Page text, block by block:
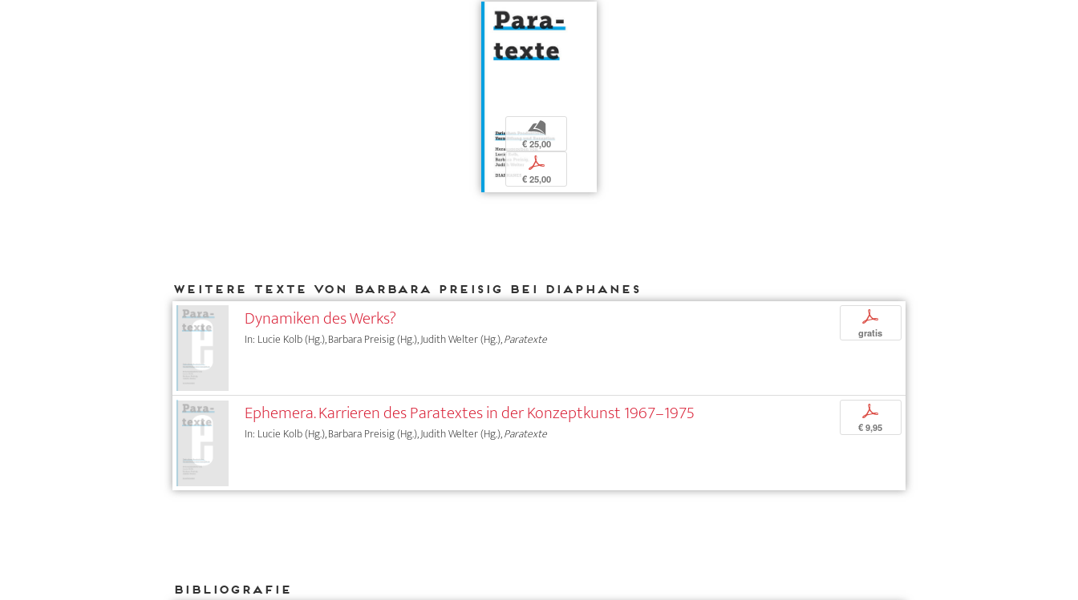
b
€ 25,00
p
€ 25,00
Weitere Texte von Barbara Preisig bei DIAPHANES
Dynamiken des Werks?
In: Lucie Kolb (Hg.), Barbara Preisig (Hg.), Judith Welter (Hg.),Paratexte
p
gratis
Ephemera. Karrieren des Paratextes in der Konzeptkunst 1967–1975
In: Lucie Kolb (Hg.), Barbara Preisig (Hg.), Judith Welter (Hg.),Paratexte
p
€ 9,95
Bibliografie